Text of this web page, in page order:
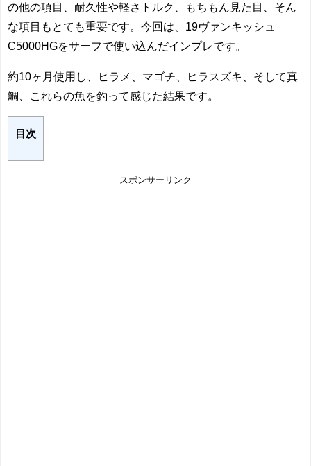
の他の項目、耐久性や軽さトルク、もちもん見た目、そん
な項目もとても重要です。今回は、19ヴァンキッシュ
C5000HGをサーフで使い込んだインプレです。
約10ヶ月使用し、ヒラメ、マゴチ、ヒラスズキ、そして真
鯛、これらの魚を釣って感じた結果です。
目次
スポンサーリンク